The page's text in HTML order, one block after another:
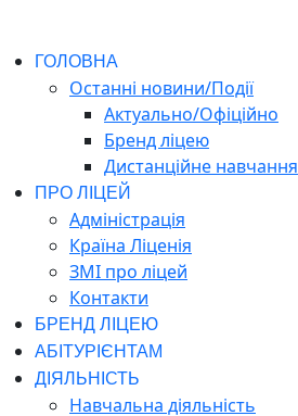
ГОЛОВНА
Останні новини/Події
Актуально/Офіційно
Бренд ліцею
Дистанційне навчання
ПРО ЛІЦЕЙ
Адміністрація
Країна Ліценія
ЗМІ про ліцей
Контакти
БРЕНД ЛІЦЕЮ
АБІТУРІЄНТАМ
ДІЯЛЬНІСТЬ
Навчальна діяльність